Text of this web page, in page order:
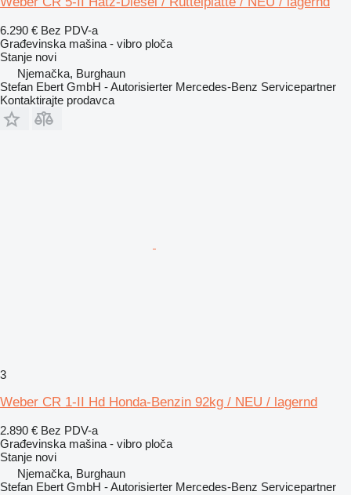
6.290 € Bez PDV-a
Građevinska mašina - vibro ploča
Stanje novi
Njemačka, Burghaun
Stefan Ebert GmbH - Autorisierter Mercedes-Benz Servicepartner
Kontaktirajte prodavca
3
Weber CR 1-II Hd Honda-Benzin 92kg / NEU / lagernd
2.890 € Bez PDV-a
Građevinska mašina - vibro ploča
Stanje novi
Njemačka, Burghaun
Stefan Ebert GmbH - Autorisierter Mercedes-Benz Servicepartner